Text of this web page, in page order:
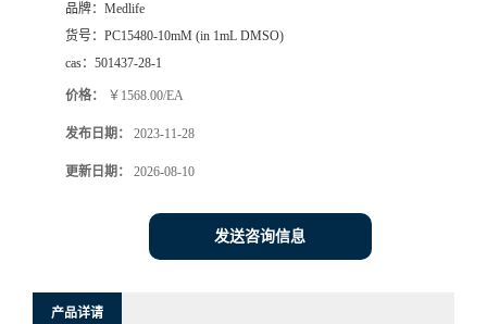
品牌： Medlife
货号： PC15480-10mM (in 1mL DMSO)
cas： 501437-28-1
价格： ￥1568.00/EA
发布日期： 2023-11-28
更新日期： 2026-08-10
发送咨询信息
产品详请